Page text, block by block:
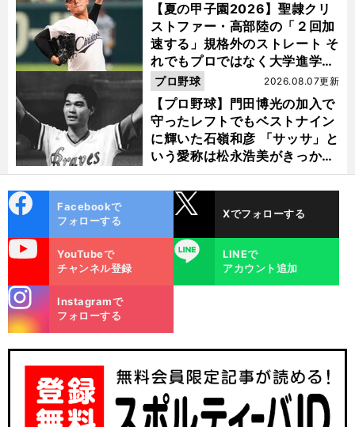
【夏の甲子園2026】聖隷クリ
ストファー・高部陸の「２回加
速する」規格外のストレート そ
れでもプロではなく大学進学を
選ぶ理由
【プロ野球】門田博光の加入で
守ったレフトでもベストナイン
に輝いた石嶺和彦 「サッサ」と
いう愛称は松永浩美がきっか
け？
2026.08.07更新
プロ野球
ok
Facebookで
フォローする
Xでフォローする
YouTubeで
チャンネル登録
LINE
LINEで
アカウント追加
m
Instagramで
フォローする